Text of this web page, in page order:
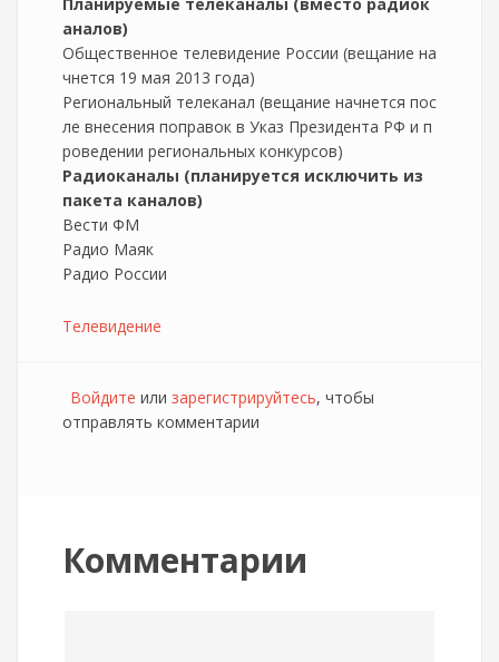
аналов)
Общественное телевидение России (вещание на
чнется 19 мая 2013 года)
Региональный телеканал (вещание начнется пос
ле внесения поправок в Указ Президента РФ и п
роведении региональных конкурсов)
Радиоканалы (планируется исключить из
пакета каналов)
Вести ФМ
Радио Маяк
Радио России
Телевидение
Войдите или зарегистрируйтесь, чтобы
отправлять комментарии
Комментарии